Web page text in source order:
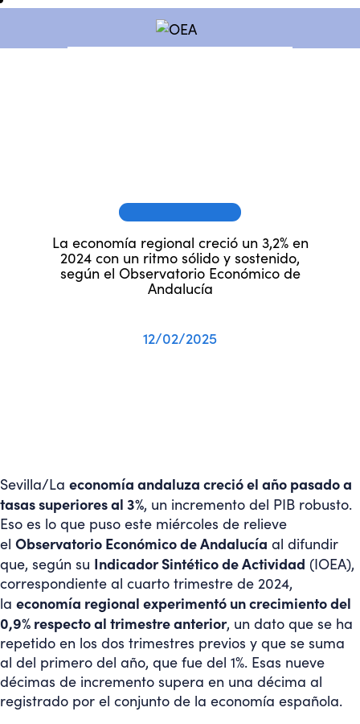
La economía regional creció un 3,2% en
2024 con un ritmo sólido y sostenido,
según el Observatorio Económico de
Andalucía
12/02/2025
Sevilla/La economía andaluza creció el año pasado a
tasas superiores al 3%, un incremento del PIB robusto.
Eso es lo que puso este miércoles de relieve
el Observatorio Económico de Andalucía al difundir
que, según su Indicador Sintético de Actividad (IOEA),
correspondiente al cuarto trimestre de 2024,
la economía regional experimentó un crecimiento del
0,9% respecto al trimestre anterior, un dato que se ha
repetido en los dos trimestres previos y que se suma
al del primero del año, que fue del 1%. Esas nueve
décimas de incremento supera en una décima al
registrado por el conjunto de la economía española.